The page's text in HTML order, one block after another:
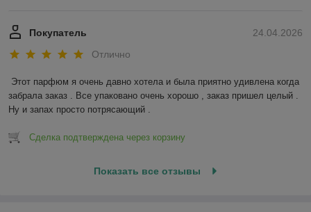
24.04.2026
Покупатель
Отлично
Этот парфюм я очень давно хотела и была приятно удивлена когда
забрала заказ . Все упаковано очень хорошо , заказ пришел целый .
Ну и запах просто потрясающий .
Сделка подтверждена через корзину
Показать все отзывы